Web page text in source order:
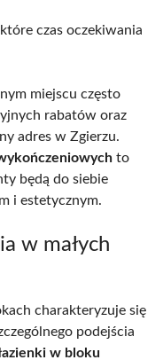
czas oczekiwania
miejscu często
rabatów oraz
adres w Zgierzu.
to
będą do siebie
i estetycznym.
w małych
charakteryzuje się
podejścia
w bloku